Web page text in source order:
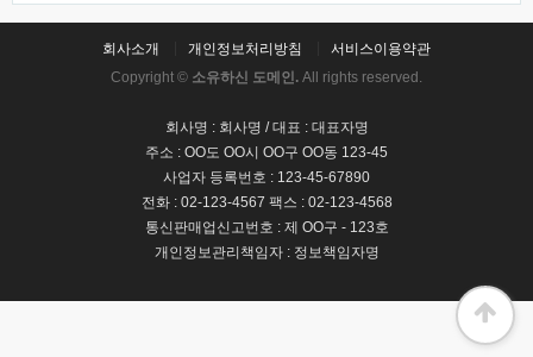
회사소개 개인정보처리방침
서비스이용약관
Copyright © 소유하신 도메인. All rights reserved.
회사명 : 회사명 / 대표 : 대표자명
주소 : OO도 OO시 OO구 OO동 123-45
사업자 등록번호 : 123-45-67890
전화 : 02-123-4567 팩스 : 02-123-4568
통신판매업신고번호 : 제 OO구 - 123호
개인정보관리책임자 : 정보책임자명